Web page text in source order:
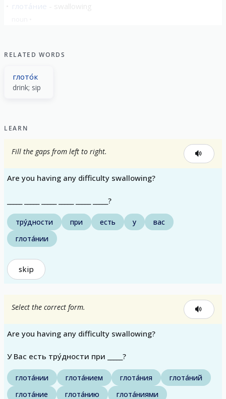
глота́ние
RELATED WORDS
глото́к
drink; sip
LEARN
Fill the gaps from left to right.
Are you having any difficulty swallowing?
_____ _____ _____ _____ _____ _____?
тру́дности при есть у
вас
глота́нии
skip
Select the correct form.
Are you having any difficulty swallowing?
У Вас есть тру́дности при _____?
глота́нии глота́нием глота́ния
глота́ний
глота́ние
глота́нию глота́ниями